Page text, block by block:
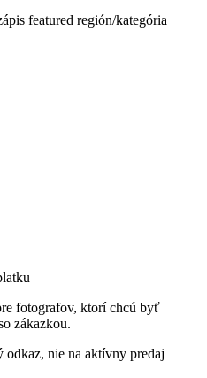
featured región/kategória
fotografov, ktorí chcú byť
zákazkou.
odkaz, nie na aktívny predaj